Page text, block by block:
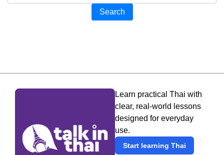
Search
Learn practical Thai with
clear, real-world lessons
designed for everyday
use.
Start learning Thai